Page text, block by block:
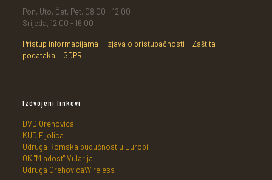
Pon, Uto, Čet, Pet, 08:00 - 12:00
Srijeda, 12:00 - 16:00
Pristup informacijama Izjava o pristupačnosti
Zaštita
podataka
GDPR
Izdvojeni linkovi
DVD Orehovica
KUD Fijolica
Udruga Romska budućnost u Europi
OK "Mladost" Vularija
Udruga OrehovicaWireless